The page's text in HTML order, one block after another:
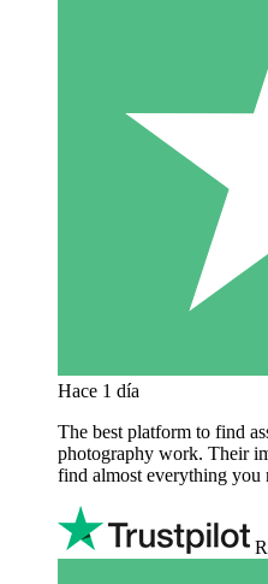
Hace 1 día
The best platform to find
photography work. Their
find almost everything you